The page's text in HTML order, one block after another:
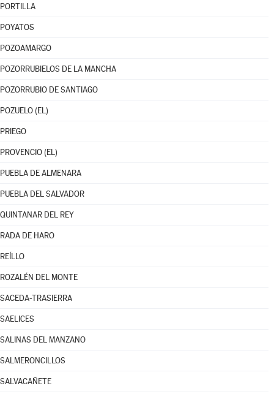
PORTILLA
POYATOS
POZOAMARGO
POZORRUBIELOS DE LA MANCHA
POZORRUBIO DE SANTIAGO
POZUELO (EL)
PRIEGO
PROVENCIO (EL)
PUEBLA DE ALMENARA
PUEBLA DEL SALVADOR
QUINTANAR DEL REY
RADA DE HARO
REÍLLO
ROZALÉN DEL MONTE
SACEDA-TRASIERRA
SAELICES
SALINAS DEL MANZANO
SALMERONCILLOS
SALVACAÑETE